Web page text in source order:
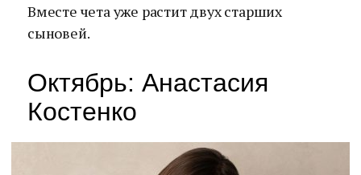
Вместе чета уже растит двух старших
сыновей.
Октябрь: Анастасия
Костенко